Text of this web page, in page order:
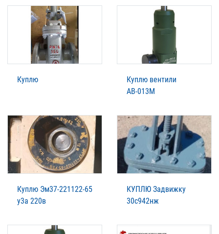
Куплю
Куплю вентили
АВ-013М
Куплю Эм37-221122-65
у3а 220в
КУПЛЮ Задвижку
30с942нж